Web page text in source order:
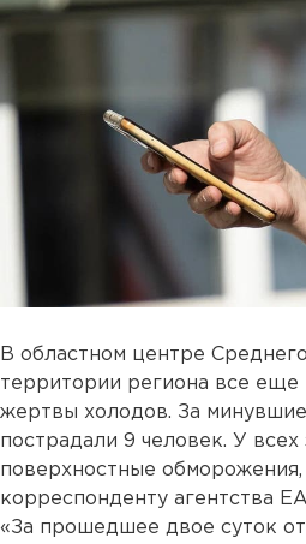
В областном центре
территории региона все еще
жертвы холодов. За
пострадали 9 человек. У
поверхностные
корреспонденту агентства
«За прошедшее двое суток